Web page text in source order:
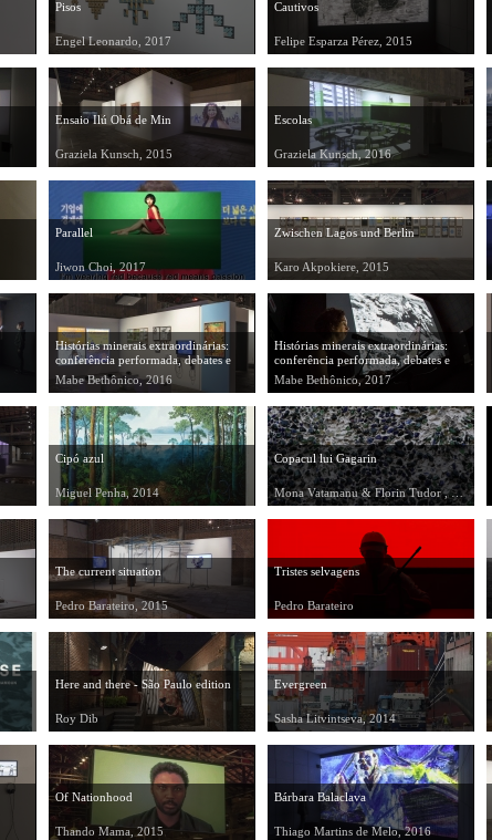
Pisos
Engel Leonardo, 2017
Cautivos
Felipe Esparza Pérez, 2015
Ensaio Ilú Obá de Min
Graziela Kunsch, 2015
Escolas
Graziela Kunsch, 2016
Parallel
Jiwon Choi, 2017
Zwischen Lagos und Berlin
Karo Akpokiere, 2015
Histórias minerais extraordinárias:
conferência performada, debates e
projeto editorial
Mabe Bethônico, 2016
Histórias minerais extraordinárias:
conferência performada, debates e
projeto editorial
Mabe Bethônico, 2017
Cipó azul
Miguel Penha, 2014
Copacul lui Gagarin
Mona Vatamanu & Florin Tudor , 2016
The current situation
Pedro Barateiro, 2015
Tristes selvagens
Pedro Barateiro
Here and there - São Paulo edition
Roy Dib
Evergreen
Sasha Litvintseva, 2014
Of Nationhood
Thando Mama, 2015
Bárbara Balaclava
Thiago Martins de Melo, 2016